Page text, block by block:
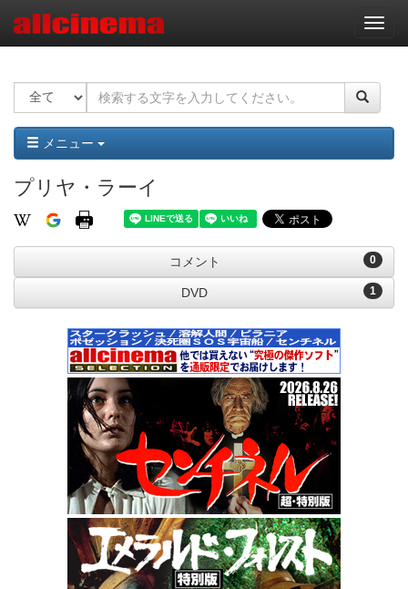
ナ
ビ
ー
ョ
ン
メニュー
プリヤ・ラーイ
0
コメント
1
DVD